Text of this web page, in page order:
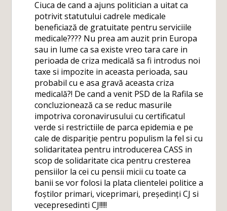
Ciuca de cand a ajuns politician a uitat ca
potrivit statutului cadrele medicale
beneficiază de gratuitate pentru serviciile
medicale???? Nu prea am auzit prin Europa
sau in lume ca sa existe vreo tara care in
perioada de criza medicală sa fi introdus noi
taxe si impozite in aceasta perioada, sau
probabil cu e asa gravă aceasta criza
medicală?! De cand a venit PSD de la Rafila se
concluzionează ca se reduc masurile
impotriva coronavirusului cu certificatul
verde si restrictiile de parca epidemia e pe
cale de dispariție pentru populism la fel si cu
solidaritatea pentru introducerea CASS in
scop de solidaritate cica pentru cresterea
pensiilor la cei cu pensii micii cu toate ca
banii se vor folosi la plata clientelei politice a
foștilor primari, viceprimari, președinți CJ si
vecepresedinti CJ!!!!!